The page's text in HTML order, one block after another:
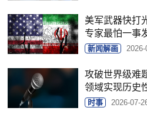
美军武器快打
专家最怕一事
新闻解画
攻破世界级难
领域实现历史
时事 2026-07-